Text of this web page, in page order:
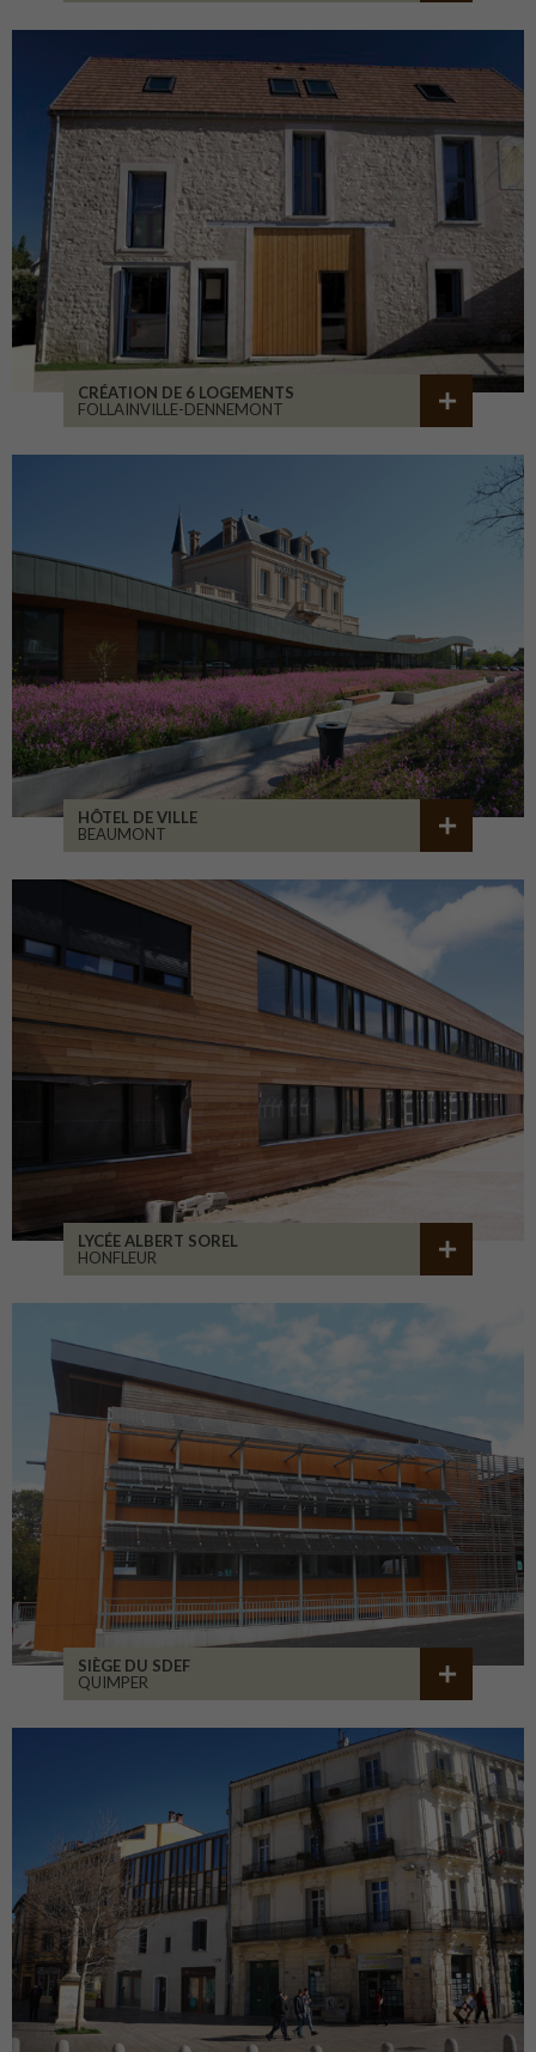
CRÉATION DE 6 LOGEMENTS
FOLLAINVILLE-DENNEMONT
HÔTEL DE VILLE
BEAUMONT
LYCÉE ALBERT SOREL
HONFLEUR
SIÈGE DU SDEF
QUIMPER